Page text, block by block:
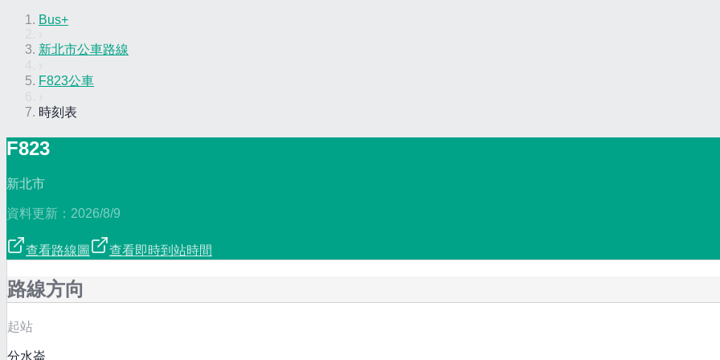
Bus+
新北市公車路線
F823公車
時刻表
F823
新北市
資料更新： 2026/8/9
查看路線圖 查看即時到站時間
路線方向
起站
分水崙